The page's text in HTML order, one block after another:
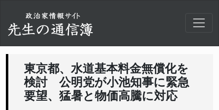
東京都、水道基本料金無償化を
検討 公明党が小池知事に緊急
要望、猛暑と物価高騰に対応